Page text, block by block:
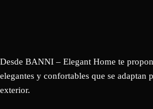
Desde BANNI – Elegant Home te
elegantes y confortables que se adaptan
exterior.